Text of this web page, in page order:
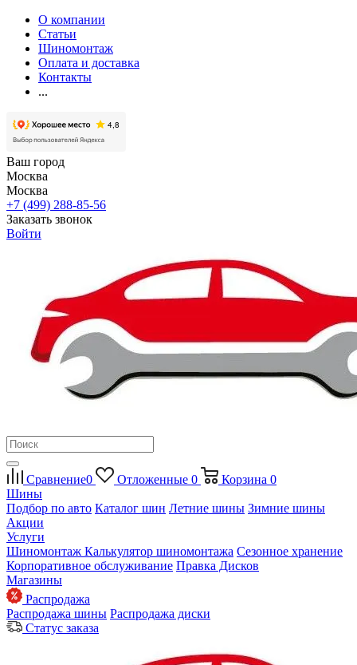
О компании
Статьи
Шиномонтаж
Оплата и доставка
Контакты
...
Ваш город
Москва
Москва
+7 (499) 288-85-56
Заказать звонок
Войти
Сравнение0 Отложенные 0 Корзина 0
Шины
Подбор по авто Каталог шин Летние шины Зимние шины
Акции
Услуги
Шиномонтаж Калькулятор шиномонтажа Сезонное хранение
Корпоративное обслуживание Правка Дисков
Магазины
Распродажа
Распродажа шины Распродажа диски
Статус заказа